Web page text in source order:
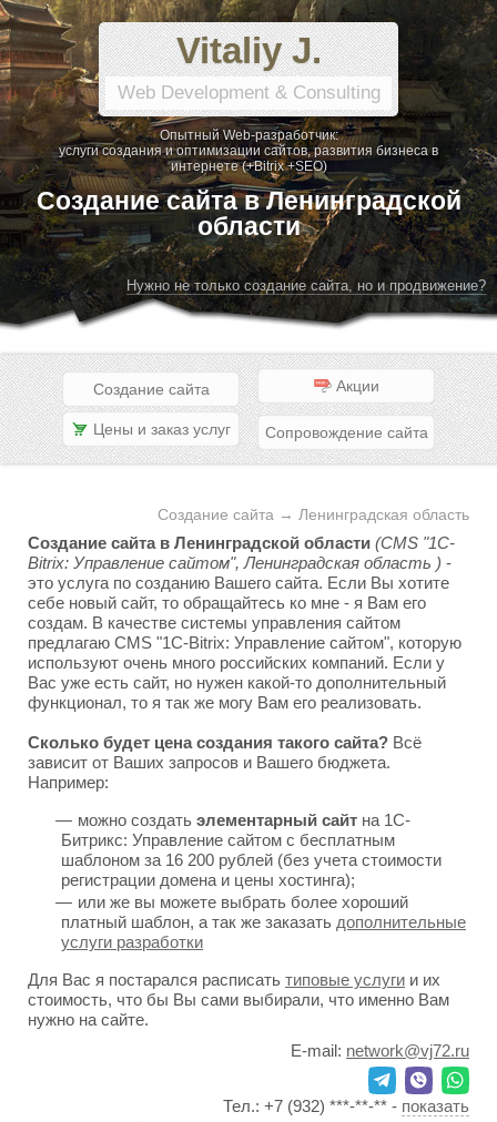
Vitaliy J.
Web Development & Consulting
Опытный Web-разработчик:
услуги создания и оптимизации сайтов, развития бизнеса в
интернете (+Bitrix +SEO)
Создание сайта в Ленинградской
области
Нужно не только создание сайта, но и продвижение?
Создание сайта Акции
Цены и заказ услуг Сопровождение сайта
Создание сайта → Ленинградская область
Создание сайта в Ленинградской области (CMS "1C-
Bitrix: Управление сайтом", Ленинградская область ) -
это услуга по созданию Вашего сайта. Если Вы хотите
себе новый сайт, то обращайтесь ко мне - я Вам его
создам. В качестве системы управления сайтом
предлагаю CMS "1C-Bitrix: Управление сайтом", которую
используют очень много российских компаний. Если у
Вас уже есть сайт, но нужен какой-то дополнительный
функционал, то я так же могу Вам его реализовать.
Сколько будет цена создания такого сайта? Всё
зависит от Ваших запросов и Вашего бюджета.
Например:
можно создать элементарный сайт на 1С-
Битрикс: Управление сайтом с бесплатным
шаблоном за 16 200 рублей (без учета стоимости
регистрации домена и цены хостинга);
или же вы можете выбрать более хороший
платный шаблон, а так же заказать дополнительные
услуги разработки
Для Вас я постарался расписать типовые услуги и их
стоимость, что бы Вы сами выбирали, что именно Вам
нужно на сайте.
E-mail: network@vj72.ru
Тел.: +7 (932) ***-**-** - показать